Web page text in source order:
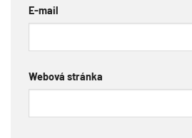
E-mail
Webová stránka